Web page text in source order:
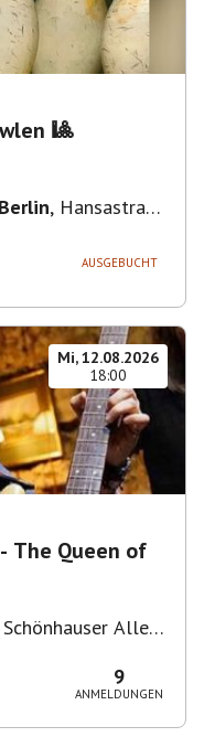
🎱
, Hansastraße
AUSGEBUCHT
Mi, 12.08.2026
18:00
The Queen of
Schönhauser Allee
9
ANMELDUNGEN